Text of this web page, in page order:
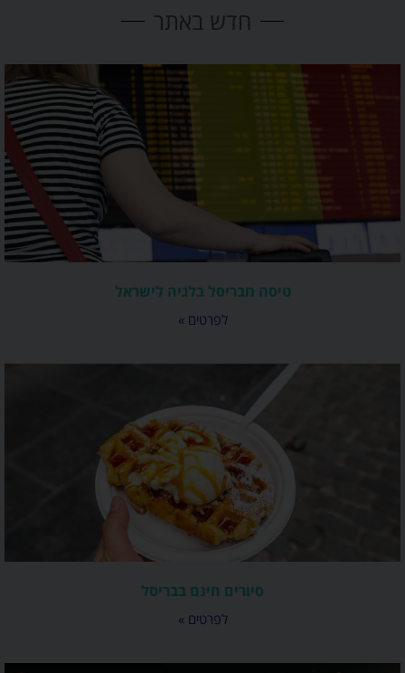
חדש באתר
טיסה מבריסל בלגיה לישראל
לפרטים »
סיורים חינם בבריסל
לפרטים »